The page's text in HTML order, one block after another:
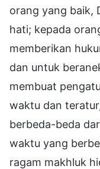
orang yang baik,
hati; kepada
memberikan
dan untuk
membuat
waktu dan
berbeda-beda
waktu yang
ragam makhluk